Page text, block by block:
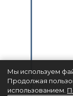
©
Мы используем
Продолжая
использованием.